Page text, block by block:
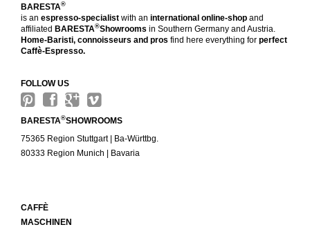
BARESTA®
is an espresso-specialist with an international online-shop and
affiliated BARESTA®Showrooms in Southern Germany and Austria.
Home-Baristi, connoisseurs and pros find here everything for perfect
Caffè-Espresso.
FOLLOW US
BARESTA®SHOWROOMS
75365 Region Stuttgart | Ba-Württbg.
80333 Region Munich | Bavaria
CAFFÈ
MASCHINEN